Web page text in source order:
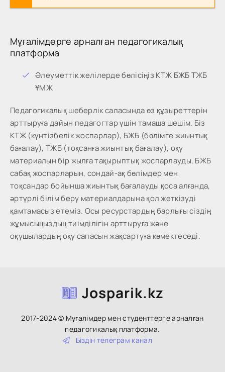
Мұғалімдерге арналған педагогикалық
платформа
Әлеуметтік желілерде бөлісіңіз КТЖ БЖБ ТЖБ
ҰМЖ
Педагогикалық шеберлік саласында өз құзыреттерін
арттыруға дайын педагогтар үшін тамаша шешім. Біз
КТЖ (күнтізбелік жоспарлар), БЖБ (бөлімге жиынтық
бағалау), ТЖБ (тоқсанға жиынтық бағалау), оқу
материалын бір жылға тақырыптық жоспарлауды, БЖБ
сабақ жоспарларын, сондай-ақ бөлімдер мен
тоқсандар бойынша жиынтық бағалауды қоса алғанда,
әртүрлі білім беру материалдарына қол жеткізуді
қамтамасыз етеміз. Осы ресурстардың барлығы сіздің
жұмысыңыздың тиімділігін арттыруға және
оқушылардың оқу сапасын жақсартуға көмектеседі.
Josparik.kz
2017-2024 © Мұғалімдер мен студенттерге арналған
педагогикалық платформа.
Біздін тeлeгpaм кaнaл